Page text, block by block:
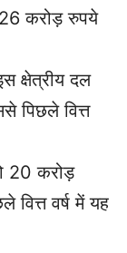
26 करोड़ रुपये
क्षेत्रीय दल
पिछले वित्त
20 करोड़
वित्त वर्ष में यह